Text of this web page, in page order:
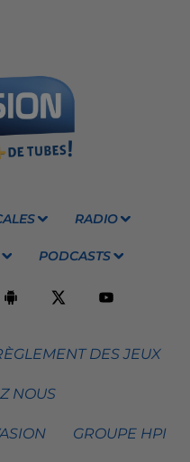
RADIO
PODCASTS
DES JEUX
NOUS
GROUPE HPI